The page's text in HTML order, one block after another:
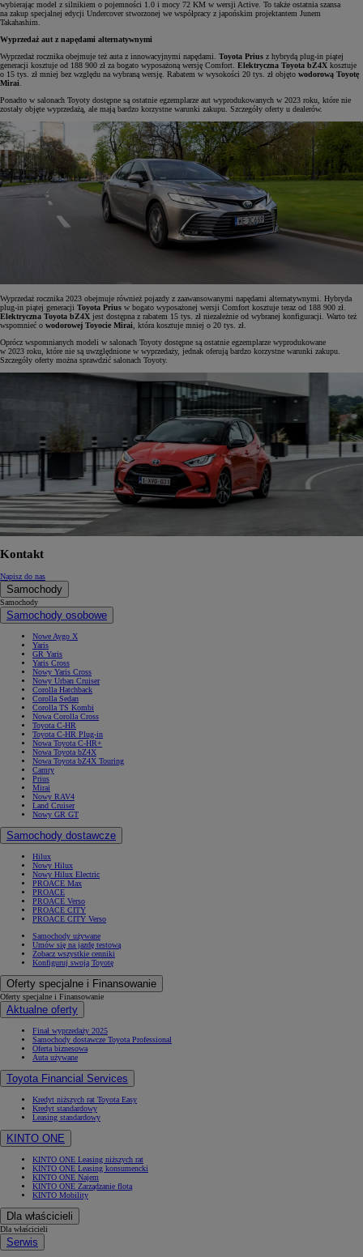
wybierając model z silnikiem o pojemności 1.0 i mocy 72 KM w wersji Active. To także ostatnia szansa
na zakup specjalnej edycji Undercover stworzonej we współpracy z japońskim projektantem Junem
Takahashim.
Wyprzedaż aut z napędami alternatywnymi
Wyprzedaż rocznika obejmuje też auta z innowacyjnymi napędami. Toyota Prius z hybrydą plug-in piątej
generacji kosztuje od 188 900 zł za bogato wyposażoną wersję Comfort. Elektryczna Toyota bZ4X kosztuje
o 15 tys. zł mniej bez względu na wybraną wersję. Rabatem w wysokości 20 tys. zł objęto wodorową Toyotę
Mirai
Ponadto w salonach Toyoty dostępne są ostatnie egzemplarze aut wyprodukowanych w 2023 roku, które nie
zostały objęte wyprzedażą, ale mają bardzo korzystne warunki zakupu. Szczegóły oferty u dealerów.
Wyprzedaż rocznika 2023 obejmuje również pojazdy z zaawansowanymi napędami alternatywnymi. Hybryda
plug-in piątej generacji Toyota Prius w bogato wyposażonej wersji Comfort kosztuje teraz od 188 900 zł.
Elektryczna Toyota bZ4X jest dostępna z rabatem 15 tys. zł niezależnie od wybranej konfiguracji. Warto też
wspomnieć o wodorowej Toyocie Mirai , która kosztuje mniej o 20 tys. zł.
Oprócz wspomnianych modeli w salonach Toyoty dostępne są ostatnie egzemplarze wyprodukowane
w 2023 roku, które nie są uwzględnione w wyprzedaży, jednak oferują bardzo korzystne warunki zakupu.
Szczegóły oferty można sprawdzić salonach Toyoty.
Kontakt
Napisz do nas
Samochody
Samochody
Samochody osobowe
Nowe Aygo X
Yaris
GR Yaris
Yaris Cross
Nowy Yaris Cross
Nowy Urban Cruiser
Corolla Hatchback
Corolla Sedan
Corolla TS Kombi
Nowa Corolla Cross
Toyota C-HR
Toyota C-HR Plug-in
Nowa Toyota C-HR+
Nowa Toyota bZ4X
Nowa Toyota bZ4X Touring
Camry
Prius
Mirai
Nowy RAV4
Land Cruiser
Nowy GR GT
Samochody dostawcze
Hilux
Nowy Hilux
Nowy Hilux Electric
PROACE Max
PROACE
PROACE Verso
PROACE CITY
PROACE CITY Verso
Samochody używane
Umów się na jazdę testową
Zobacz wszystkie cenniki
Konfiguruj swoją Toyotę
Oferty specjalne i Finansowanie
Oferty specjalne i Finansowanie
Aktualne oferty
Finał wyprzedaży 2025
Samochody dostawcze Toyota Professional
Oferta biznesowa
Auta używane
Toyota Financial Services
Kredyt niższych rat Toyota Easy
Kredyt standardowy
Leasing standardowy
KINTO ONE
KINTO ONE Leasing niższych rat
KINTO ONE Leasing konsumencki
KINTO ONE Najem
KINTO ONE Zarządzanie flotą
KINTO Mobility
Dla właścicieli
Dla właścicieli
Serwis